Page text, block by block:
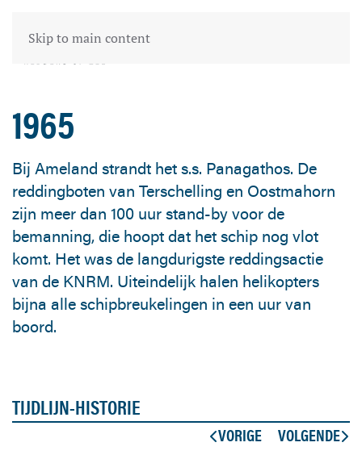
Skip to main content
1965
Bij Ameland strandt het s.s. Panagathos. De
reddingboten van Terschelling en Oostmahorn
zijn meer dan 100 uur stand-by voor de
bemanning, die hoopt dat het schip nog vlot
komt. Het was de langdurigste reddingsactie
van de KNRM. Uiteindelijk halen helikopters
bijna alle schipbreukelingen in een uur van
boord.
TIJDLIJN-HISTORIE
VORIGE VOLGENDE